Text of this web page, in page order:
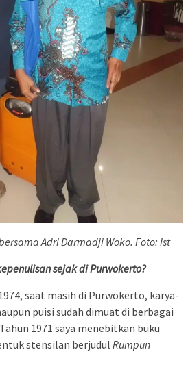
Adri Darmadji Woko. Foto: Ist
sejak di Purwokerto?
saat masih di Purwokerto, karya-
puisi sudah dimuat di berbagai
1971 saya menebitkan buku
stensilan berjudul Rumpun